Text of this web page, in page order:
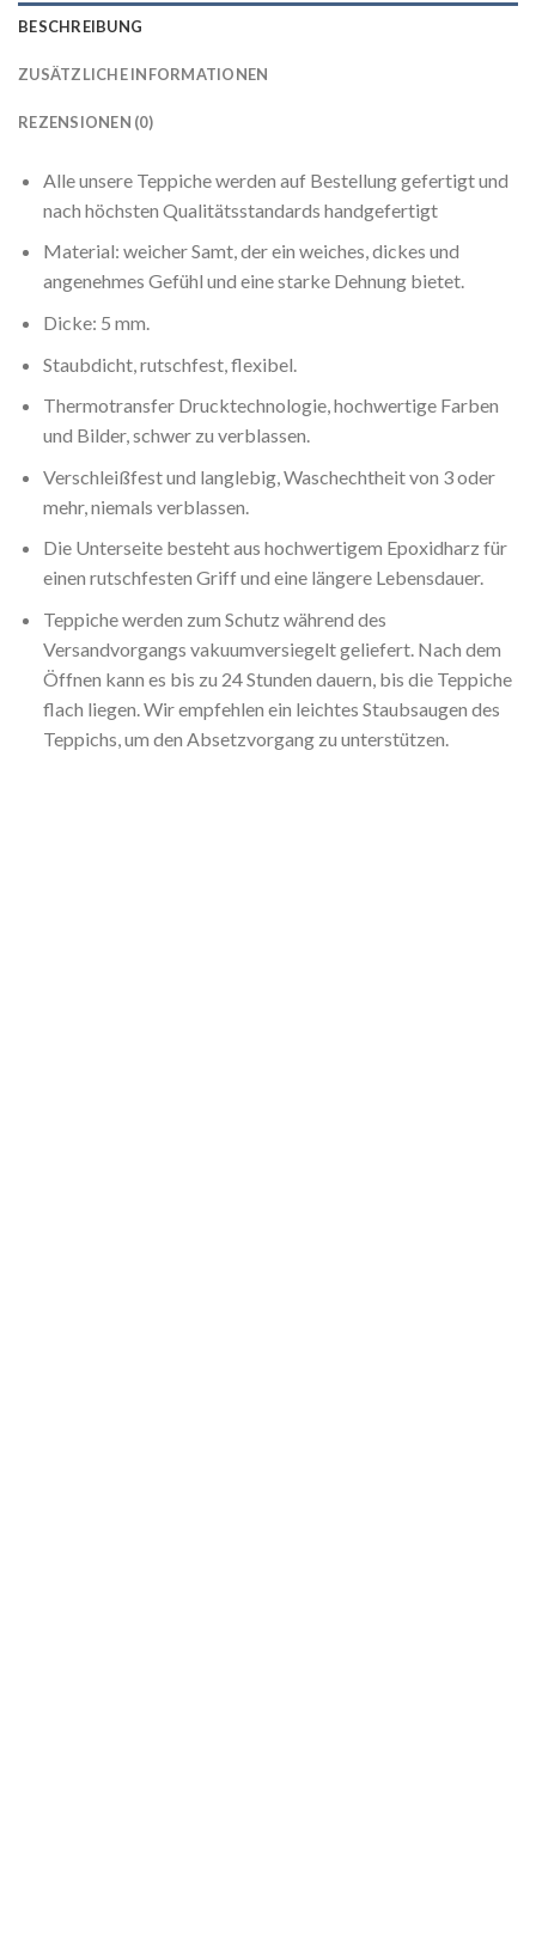
BESCHREIBUNG
ZUSÄTZLICHE INFORMATIONEN
REZENSIONEN (0)
Alle unsere Teppiche werden auf Bestellung gefertigt und
nach höchsten Qualitätsstandards handgefertigt
Material: weicher Samt, der ein weiches, dickes und
angenehmes Gefühl und eine starke Dehnung bietet.
Dicke: 5 mm.
Staubdicht, rutschfest, flexibel.
Thermotransfer Drucktechnologie, hochwertige Farben
und Bilder, schwer zu verblassen.
Verschleißfest und langlebig, Waschechtheit von 3 oder
mehr, niemals verblassen.
Die Unterseite besteht aus hochwertigem Epoxidharz für
einen rutschfesten Griff und eine längere Lebensdauer.
Teppiche werden zum Schutz während des
Versandvorgangs vakuumversiegelt geliefert. Nach dem
Öffnen kann es bis zu 24 Stunden dauern, bis die Teppiche
flach liegen. Wir empfehlen ein leichtes Staubsaugen des
Teppichs, um den Absetzvorgang zu unterstützen.